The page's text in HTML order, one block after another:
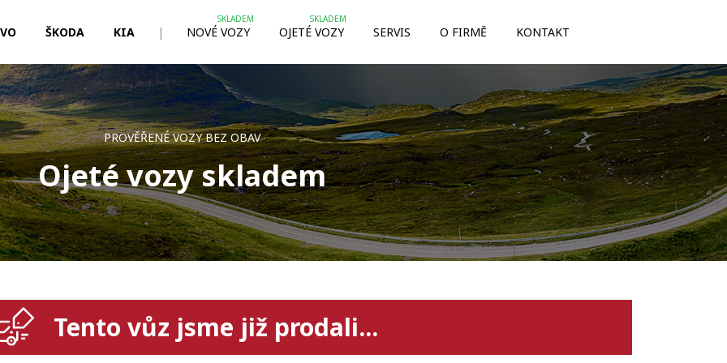
ŠKODA KIA | NOVÉ VOZY OJETÉ VOZY SERVIS O FIRMĚ KONTAKT
PROVĚŘENÉ VOZY BEZ OBAV
Ojeté vozy skladem
Tento vůz jsme již prodali...